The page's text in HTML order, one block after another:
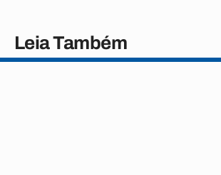
Leia Também